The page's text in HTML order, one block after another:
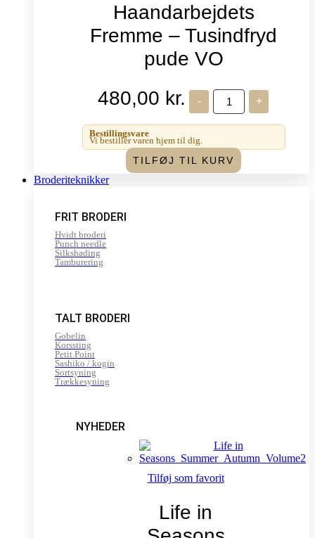
Haandarbejdets
Fremme – Tusindfryd
pude VO
480,00 kr. -
Haandarbejdets
Fremme
-
Tusindfryd
VO
antal
+
Bestillingsvare
Vi bestiller varen hjem til dig.
TILFØJ TIL KURV
Broderiteknikker
FRIT BRODERI
Hvidt broderi
Punch needle
Silkshading
Tamburering
TALT BRODERI
Gobelin
Korssting
Petit Point
Sashiko / kogin
Sortsyning
Trækkesyning
NYHEDER
Tilføj som favorit
Life in